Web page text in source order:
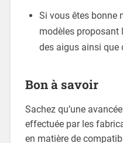
Si vous êtes bonne
modèles proposant
des aigus ainsi que
Bon à savoir
Sachez qu’une
effectuée par les
en matière de